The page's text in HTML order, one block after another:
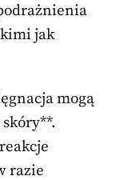
jak
mogą
razie